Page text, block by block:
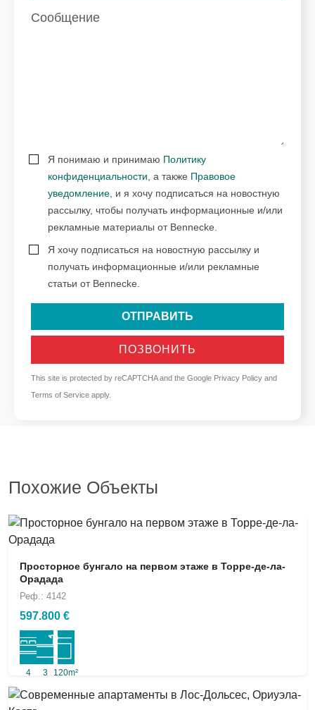
Я понимаю и принимаю Политику
конфиденциальности , а также Правовое
уведомление , и я хочу подписаться на новостную
рассылку, чтобы получать информационные и/или
рекламные материалы от Bennecke.
Я хочу подписаться на новостную рассылку и
получать информационные и/или рекламные
статьи от Bennecke.
ОТПРАВИТЬ
ПОЗВОНИТЬ
This site is protected by reCAPTCHA and the Google Privacy Policy and
Terms of Service apply.
Похожие Объекты
Просторное бунгало на первом этаже в Торре-де-ла-
Орадада
Реф.: 4142
597.800 €
4 3 120m²